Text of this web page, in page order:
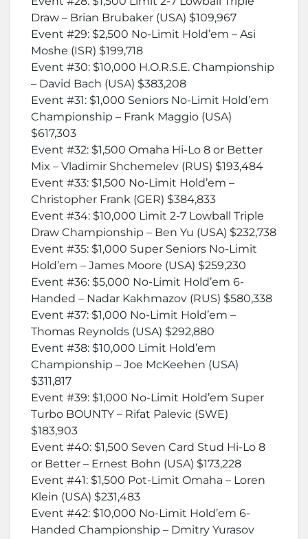
Draw – Brian Brubaker (USA) $109,967
Event #29: $2,500 No-Limit Hold’em – Asi
Moshe (ISR) $199,718
Event #30: $10,000 H.O.R.S.E. Championship
– David Bach (USA) $383,208
Event #31: $1,000 Seniors No-Limit Hold’em
Championship – Frank Maggio (USA)
$617,303
Event #32: $1,500 Omaha Hi-Lo 8 or Better
Mix – Vladimir Shchemelev (RUS) $193,484
Event #33: $1,500 No-Limit Hold’em –
Christopher Frank (GER) $384,833
Event #34: $10,000 Limit 2-7 Lowball Triple
Draw Championship – Ben Yu (USA) $232,738
Event #35: $1,000 Super Seniors No-Limit
Hold’em – James Moore (USA) $259,230
Event #36: $5,000 No-Limit Hold’em 6-
Handed – Nadar Kakhmazov (RUS) $580,338
Event #37: $1,000 No-Limit Hold’em –
Thomas Reynolds (USA) $292,880
Event #38: $10,000 Limit Hold’em
Championship – Joe McKeehen (USA)
$311,817
Event #39: $1,000 No-Limit Hold’em Super
Turbo BOUNTY – Rifat Palevic (SWE)
$183,903
Event #40: $1,500 Seven Card Stud Hi-Lo 8
or Better – Ernest Bohn (USA) $173,228
Event #41: $1,500 Pot-Limit Omaha – Loren
Klein (USA) $231,483
Event #42: $10,000 No-Limit Hold’em 6-
Handed Championship – Dmitry Yurasov